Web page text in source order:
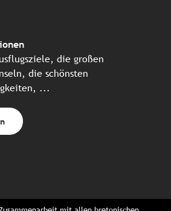
die großen
die schönsten
...